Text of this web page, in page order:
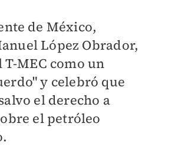
de México,
López Obrador,
MEC como un
y celebró que
el derecho a
el petróleo